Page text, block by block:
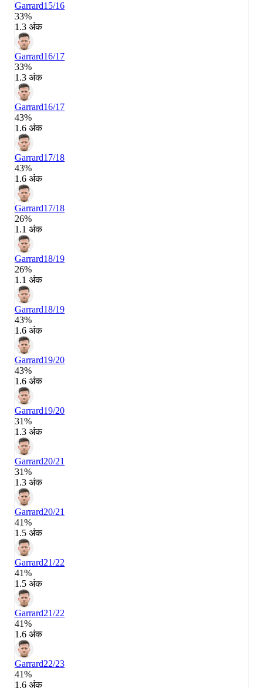
Garrard15/16
33%
1.3 अंक
Garrard16/17
33%
1.3 अंक
Garrard16/17
43%
1.6 अंक
Garrard17/18
43%
1.6 अंक
Garrard17/18
26%
1.1 अंक
Garrard18/19
26%
1.1 अंक
Garrard18/19
43%
1.6 अंक
Garrard19/20
43%
1.6 अंक
Garrard19/20
31%
1.3 अंक
Garrard20/21
31%
1.3 अंक
Garrard20/21
41%
1.5 अंक
Garrard21/22
41%
1.5 अंक
Garrard21/22
41%
1.6 अंक
Garrard22/23
41%
1.6 अंक